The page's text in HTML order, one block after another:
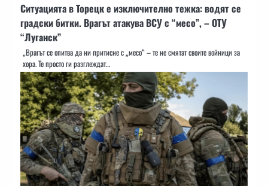
Ситуацията в Торецк е изключително тежка: водят се
градски битки. Врагът атакува ВСУ с “месо”, – ОТУ
“Луганск”
„Врагът се опитва да ни притисне с „месо“ – те не смятат своите войници за
хора. Те просто ги разглеждат…